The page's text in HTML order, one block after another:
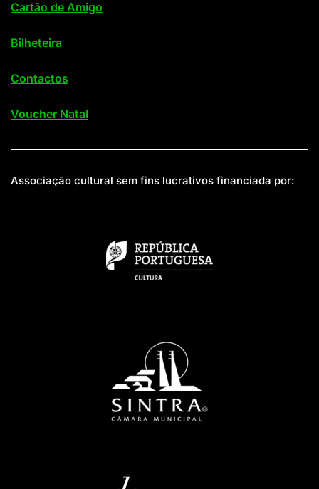
Cartão de Amigo
Bilheteira
Contactos
Voucher Natal
Associação cultural sem fins lucrativos financiada por: